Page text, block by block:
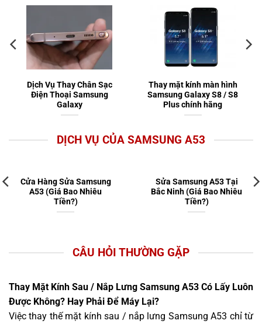
Dịch Vụ Thay Chân Sạc
Điện Thoại Samsung
Galaxy
Thay mặt kính màn hình
Samsung Galaxy S8 / S8
Plus chính hãng
DỊCH VỤ CỦA SAMSUNG A53
Cửa Hàng Sửa Samsung
A53 (Giá Bao Nhiêu
Tiền?)
Sửa Samsung A53 Tại
Bắc Ninh (Giá Bao Nhiêu
Tiền?)
CÂU HỎI THƯỜNG GẶP
Thay Mặt Kính Sau / Nắp Lưng Samsung A53 Có Lấy Luôn
Được Không? Hay Phải Để Máy Lại?
Việc thay thế mặt kính sau / nắp lưng Samsung A53 chỉ từ